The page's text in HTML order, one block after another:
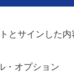
サインした内
・オプション